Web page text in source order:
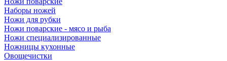
Наборы ножей
Ножи для рубки
Ножи поварские - мясо и рыба
Ножи специализированные
Ножницы кухонные
Овощечистки